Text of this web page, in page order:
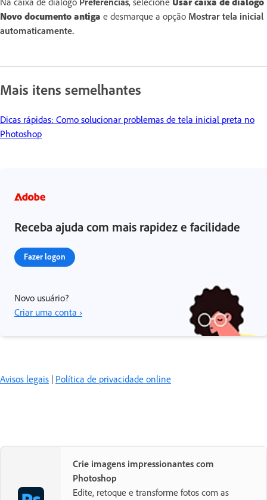
Novo documento antiga e desmarque a opção Mostrar tela inicial
automaticamente.
Mais itens semelhantes
Dicas rápidas: Como solucionar problemas de tela inicial preta no
Photoshop
Receba ajuda com mais rapidez e facilidade
Fazer logon
Novo usuário?
Criar uma conta ›
Avisos legais | Política de privacidade online
Crie imagens impressionantes com
Photoshop
Edite, retoque e transforme fotos com as